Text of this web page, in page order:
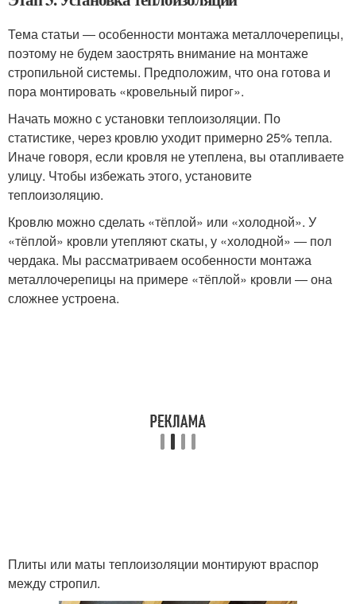
Тема статьи ― особенности монтажа металлочерепицы,
поэтому не будем заострять внимание на монтаже
стропильной системы. Предположим, что она готова и
пора монтировать «кровельный пирог».
Начать можно с установки теплоизоляции. По
статистике, через кровлю уходит примерно 25% тепла.
Иначе говоря, если кровля не утеплена, вы отапливаете
улицу. Чтобы избежать этого, установите
теплоизоляцию.
Кровлю можно сделать «тёплой» или «холодной». У
«тёплой» кровли утепляют скаты, у «холодной» ― пол
чердака. Мы рассматриваем особенности монтажа
металлочерепицы на примере «тёплой» кровли ― она
сложнее устроена.
Плиты или маты теплоизоляции монтируют враспор
между стропил.